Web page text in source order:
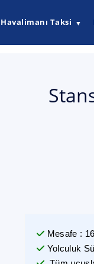
Havalimanı Taksi ▼
Mesafe :
Yolculuk